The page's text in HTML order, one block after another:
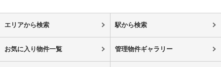
エリアから検索 駅から検索
お気に入り物件一覧 管理物件ギャラリー